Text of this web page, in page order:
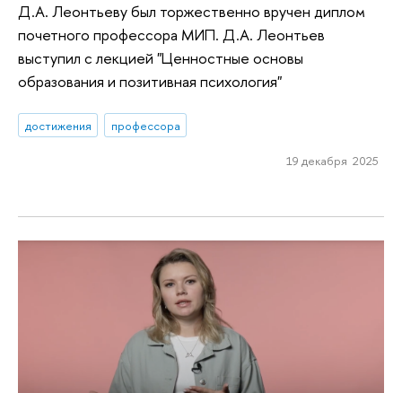
Д.А. Леонтьеву был торжественно вручен диплом
почетного профессора МИП. Д.А. Леонтьев
выступил с лекцией "Ценностные основы
образования и позитивная психология"
достижения профессора
19 декабря 2025